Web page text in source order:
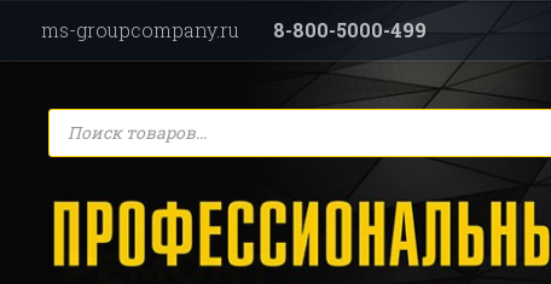
Перейти к содержимому
ms-groupcompany.ru 8-800-5000-499
Поиск
товаров